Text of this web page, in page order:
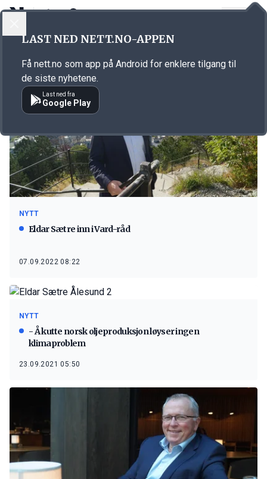
Emne: Eldar Sætre
NYTT
Eldar Sætre inn i Vard-råd
07.09.2022 08:22
NYTT
- Å kutte norsk oljeproduksjon løyser ingen
klimaproblem
23.09.2021 05:50
LAST NED NETT.NO-APPEN
Få nett.no som app på Android for enklere tilgang til
de siste nyhetene.
Last ned fra
Google Play